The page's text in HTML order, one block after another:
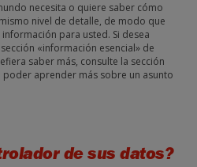
necesita o quiere saber cómo
nivel de detalle, de modo que
para usted. Si desea
«información esencial» de
saber más, consulte la sección
aprender más sobre un asunto
de sus datos?